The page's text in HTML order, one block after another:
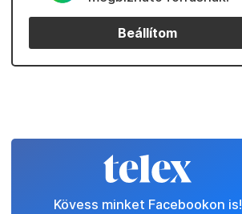
Beállítom
Kövess minket Facebookon is!